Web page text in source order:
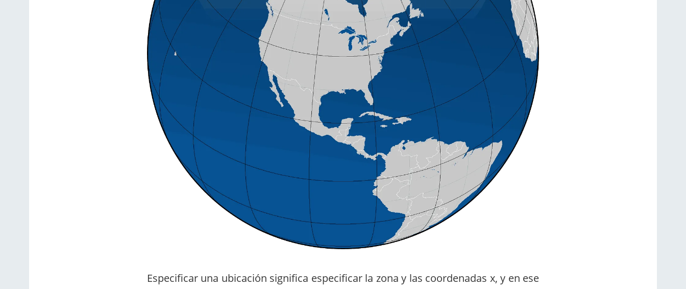
Especificar una ubicación significa especificar la zona y las coordenadas x, y en ese